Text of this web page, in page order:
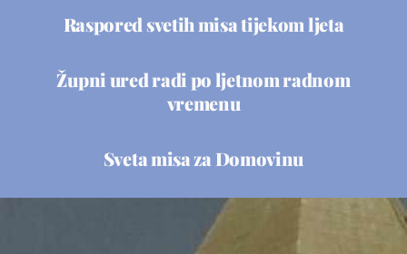
Raspored svetih misa tijekom ljeta
Župni ured radi po ljetnom radnom
vremenu
Sveta misa za Domovinu